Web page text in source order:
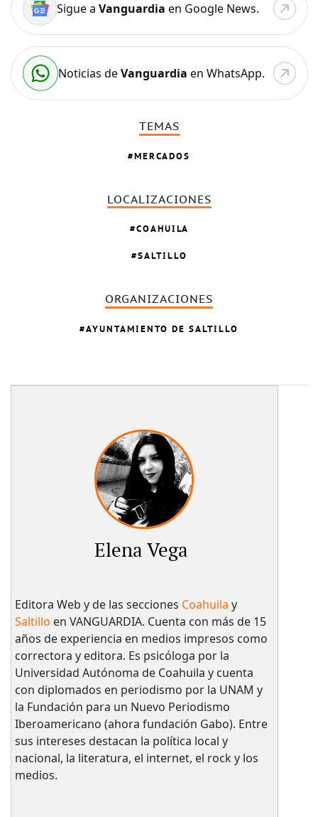
Sigue a Vanguardia en Google News.
Noticias deVanguardia en WhatsApp.
TEMAS
MERCADOS
LOCALIZACIONES
COAHUILA
SALTILLO
ORGANIZACIONES
AYUNTAMIENTO DE SALTILLO
Elena Vega
Editora Web y de las secciones Coahuila y
Saltillo en VANGUARDIA. Cuenta con más de 15
años de experiencia en medios impresos como
correctora y editora. Es psicóloga por la
Universidad Autónoma de Coahuila y cuenta
con diplomados en periodismo por la UNAM y
la Fundación para un Nuevo Periodismo
Iberoamericano (ahora fundación Gabo). Entre
sus intereses destacan la política local y
nacional, la literatura, el internet, el rock y los
medios.